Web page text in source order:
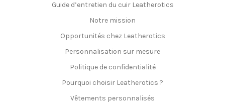
Guide d’entretien du cuir Leatherotics
Notre mission
Opportunités chez Leatherotics
Personnalisation sur mesure
Politique de confidentialité
Pourquoi choisir Leatherotics ?
Vêtements personnalisés